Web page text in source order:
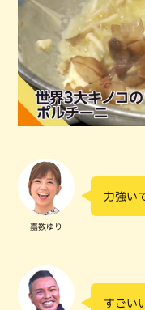
嘉数ゆり
力強い
すごい